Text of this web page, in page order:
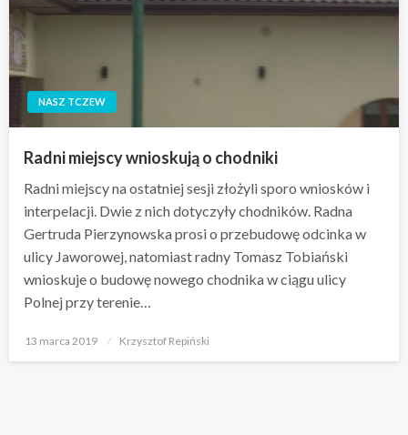
NASZ TCZEW
Radni miejscy wnioskują o chodniki
Radni miejscy na ostatniej sesji złożyli sporo wniosków i
interpelacji. Dwie z nich dotyczyły chodników. Radna
Gertruda Pierzynowska prosi o przebudowę odcinka w
ulicy Jaworowej, natomiast radny Tomasz Tobiański
wnioskuje o budowę nowego chodnika w ciągu ulicy
Polnej przy terenie…
Opublikowane
13 marca 2019 Krzysztof Repiński